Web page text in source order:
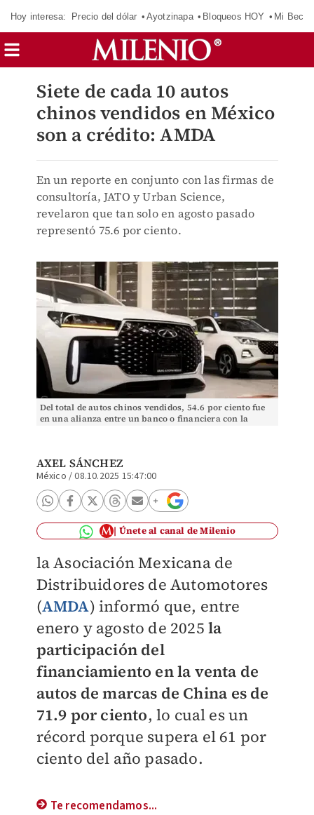
Hoy interesa: Precio del dólar Ayotzinapa Bloqueos HOY Mi Beca
Siete de cada 10 autos
chinos vendidos en México
son a crédito: AMDA
En un reporte en conjunto con las firmas de
consultoría, JATO y Urban Science,
revelaron que tan solo en agosto pasado
representó 75.6 por ciento.
Del total de autos chinos vendidos, 54.6 por ciento fue
en una alianza entre un banco o financiera con la
AXEL SÁNCHEZ
México /08.10.2025 15:47:00
Únete al canal de Milenio
la Asociación Mexicana de
Distribuidores de Automotores
(AMDA) informó que, entre
enero y agosto de 2025la
participación del
financiamiento en la venta de
autos de marcas de China es de
71.9 por ciento, lo cual es un
récord porque supera el 61 por
ciento del año pasado.
Te recomendamos...